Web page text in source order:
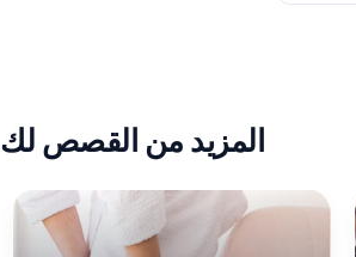
المزيد من القصص لك